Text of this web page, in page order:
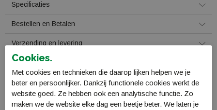
Specificaties
Bestellen en Betalen
Verzending en levering
Retourneren
Gerelateerde producten
Cookies.
Met cookies en technieken die daarop lijken helpen we je
beter en persoonlijker. Dankzij functionele cookies werkt de
website goed. Ze hebben ook een analytische functie. Zo
maken we de website elke dag een beetje beter. We laten je